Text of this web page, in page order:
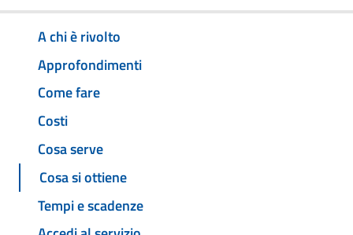
A chi è rivolto
Approfondimenti
Come fare
Costi
Cosa serve
Cosa si ottiene
Tempi e scadenze